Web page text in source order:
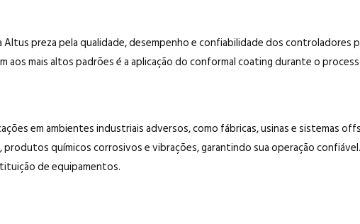
preza pela qualidade, desempenho e confiabilidade dos controladores
mais altos padrões é a aplicação do conformal coating durante o
em ambientes industriais adversos, como fábricas, usinas e sistemas
químicos corrosivos e vibrações, garantindo sua operação
de equipamentos.